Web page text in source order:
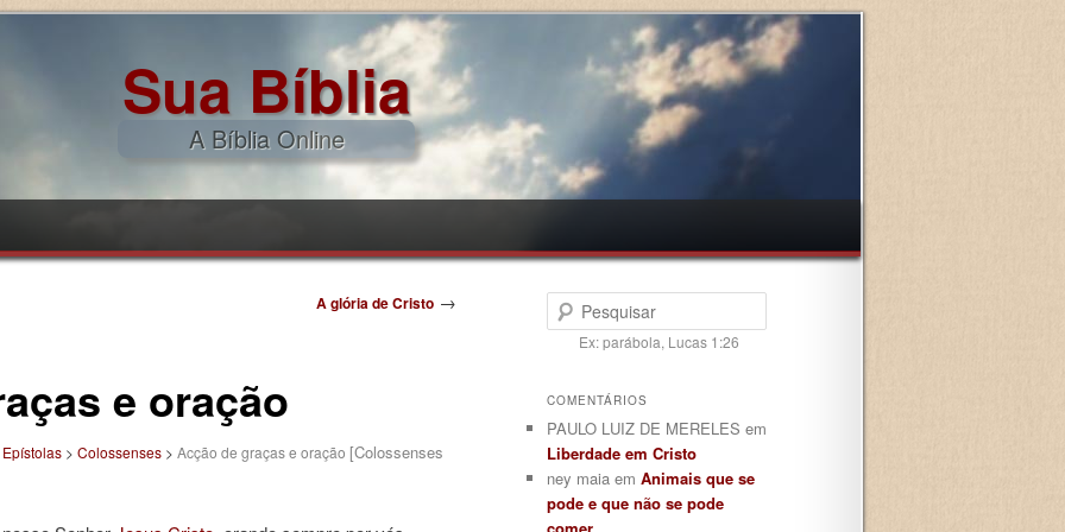
Sua Bíblia
A Bíblia Online
A glória de Cristo →
e oração
Epístolas > Colossenses > Acção de graças e oração [Colossenses
Pesquisar
Ex: parábola, Lucas 1:26
COMENTÁRIOS
PAULO LUIZ DE MERELES em
Liberdade em Cristo
ney maia em Animais que se
pode e que não se pode
comer